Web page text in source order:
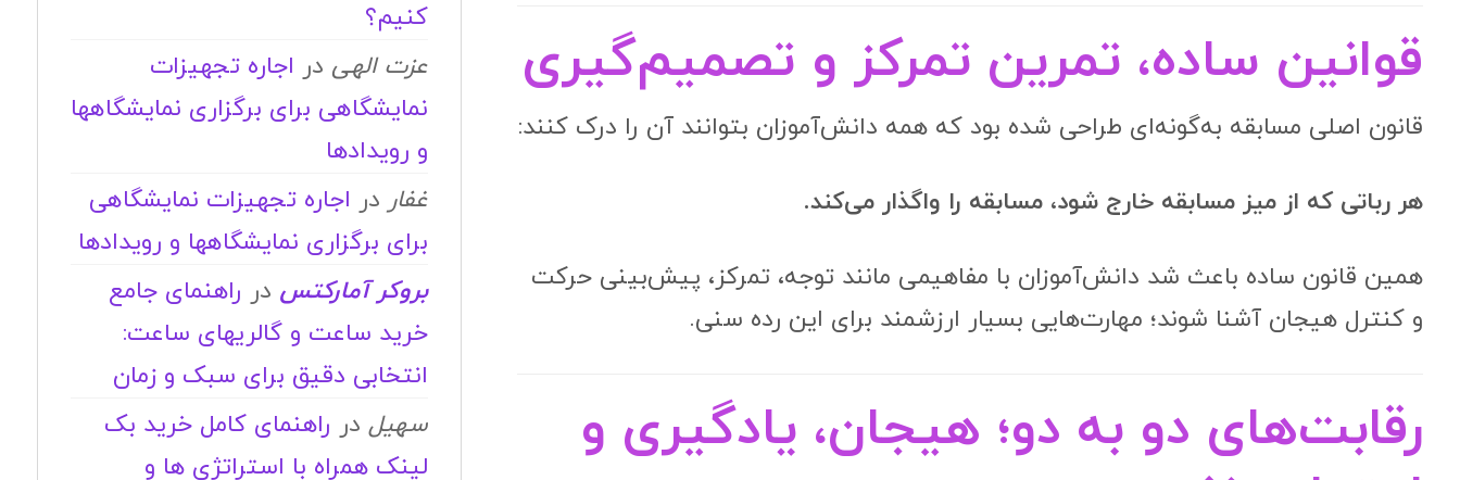
قوانین ساده، تمرین تمرکز و تصمیم‌گیری
قانون اصلی مسابقه به‌گونه‌ای طراحی شده بود که همه دانش‌آموزان بتوانند آن را درک کنند:
هر رباتی که از میز مسابقه خارج شود، مسابقه را واگذار می‌کند.
همین قانون ساده باعث شد دانش‌آموزان با مفاهیمی مانند توجه، تمرکز، پیش‌بینی حرکت
و کنترل هیجان آشنا شوند؛ مهارت‌هایی بسیار ارزشمند برای این رده سنی.
رقابت‌های دو به دو؛ هیجان، یادگیری و
کنیم؟
عزت الهی در اجاره تجهیزات
نمایشگاهی برای برگزاری نمایشگاهها
و رویدادها
غفار در اجاره تجهیزات نمایشگاهی
برای برگزاری نمایشگاهها و رویدادها
بروکر آمارکتس در راهنمای جامع
خرید ساعت و گالریهای ساعت:
انتخابی دقیق برای سبک و زمان
سهیلدر راهنمای کامل خرید بک
لینک همراه با استراتژی ها و